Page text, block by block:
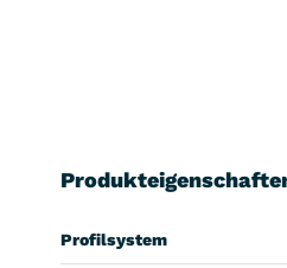
Profilsystem